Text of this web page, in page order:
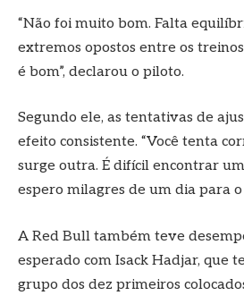
“Não foi muito bom. Falta
extremos opostos entre os
é bom”, declarou o piloto.
Segundo ele, as tentativas de
efeito consistente. “Você tenta
surge outra. É difícil encontrar
espero milagres de um dia para o
A Red Bull também teve
esperado com Isack Hadjar, que
grupo dos dez primeiros